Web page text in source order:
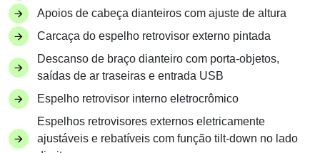
Apoios de cabeça dianteiros com ajuste de altura
Carcaça do espelho retrovisor externo pintada
Descanso de braço dianteiro com porta-objetos,
saídas de ar traseiras e entrada USB
Espelho retrovisor interno eletrocrômico
Espelhos retrovisores externos eletricamente
ajustáveis e rebatíveis com função tilt-down no lado